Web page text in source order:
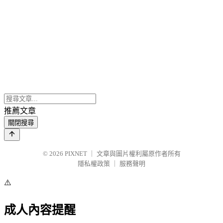
推薦文章
關閉搜尋
© 2026 PIXNET
文章與圖片權利屬原作者所有
隱私權政策
服務聲明
⚠️
成人內容提醒